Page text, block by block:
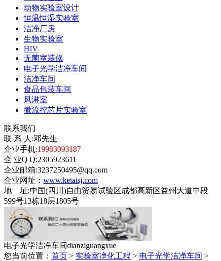
动物实验室设计
恒温恒湿实验室
洁净厂房
生物实验室
HIV
无菌室装修
电子光学洁净车间
洁净车间
食品包装车间
风淋室
微流控芯片实验室
联系我们
联 系 人:邓先生
企业手机:19983093187
企 业Q Q:2305923611
企业邮箱:3237250495@qq.com
企业网址： www.ketaisj.com
地 址:中国(四川)自由贸易试验区成都高新区益州大道中段
599号13栋18层1805号
电子光学洁净车间dianziguangxue
您当前位置： 首页 > 实验室净化工程 > 电子光学洁净车间 >